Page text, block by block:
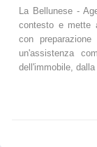
La Bellunese -
contesto e mette
con
un'assistenza
dell'immobile,